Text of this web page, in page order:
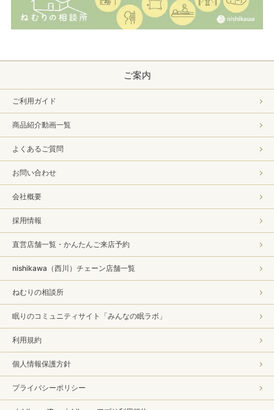
ご案内
ご利用ガイド
商品紹介動画一覧
よくあるご質問
お問い合わせ
会社概要
採用情報
直営店舗一覧・かんたんご来店予約
nishikawa（西川）チェーン店舗一覧
ねむりの相談所
眠りのコミュニティサイト「みんなの眠ラボ」
利用規約
個人情報保護方針
プライバシーポリシー